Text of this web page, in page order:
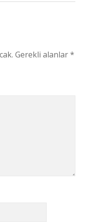
Gerekli alanlar*